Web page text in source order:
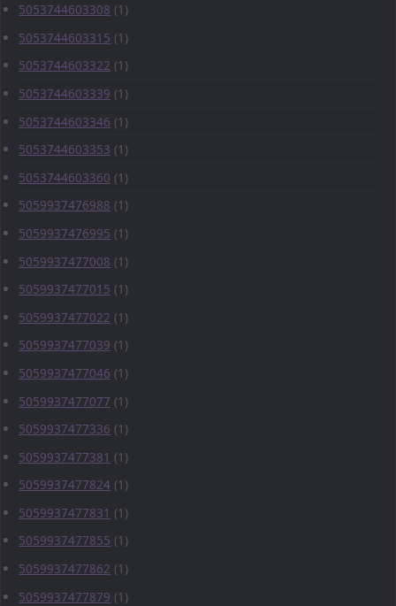
5053744603308 (1)
5053744603315 (1)
5053744603322 (1)
5053744603339 (1)
5053744603346 (1)
5053744603353 (1)
5053744603360 (1)
5059937476988 (1)
5059937476995 (1)
5059937477008 (1)
5059937477015 (1)
5059937477022 (1)
5059937477039 (1)
5059937477046 (1)
5059937477077 (1)
5059937477336 (1)
5059937477381 (1)
5059937477824 (1)
5059937477831 (1)
5059937477855 (1)
5059937477862 (1)
5059937477879 (1)